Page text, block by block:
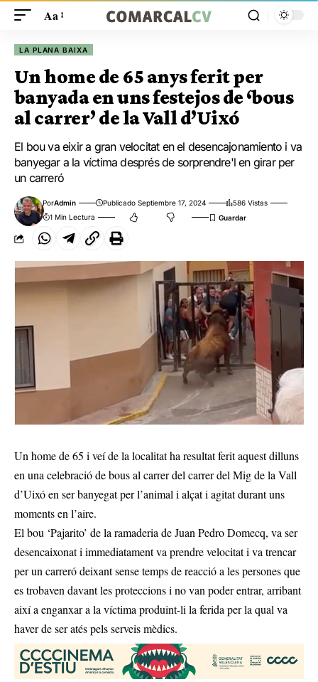
Aa
LA PLANA BAIXA
Un home de 65 anys ferit per
banyada en uns festejos de ‘bous
al carrer’ de la Vall d’Uixó
El bou va eixir a gran velocitat en el desencajonamiento i va
banyegar a la víctima després de sorprendre'l en girar per
un carreró
PorAdmin Publicado Septiembre 17, 2024
586 Vistas
1 Min Lectura
Un home de 65 i veí de la localitat ha resultat ferit aquest dilluns
en una celebració de bous al carrer del carrer del Mig de la Vall
d’Uixó en ser banyegat per l’animal i alçat i agitat durant uns
moments en l’aire.
El bou ‘Pajarito’ de la ramaderia de Juan Pedro Domecq, va ser
desencaixonat i immediatament va prendre velocitat i va trencar
per un carreró deixant sense temps de reacció a les persones que
es trobaven davant les proteccions i no van poder entrar, arribant
així a enganxar a la víctima produint-li la ferida per la qual va
haver de ser atés pels serveis mèdics.